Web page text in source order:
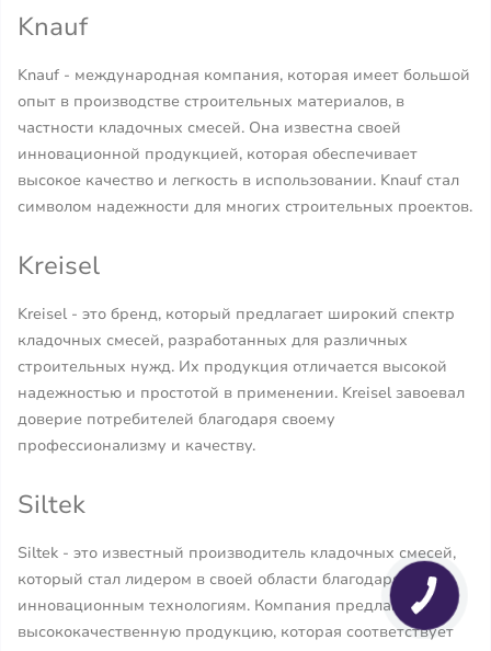
Knauf
Knauf - международная компания, которая имеет большой
опыт в производстве строительных материалов, в
частности кладочных смесей. Она известна своей
инновационной продукцией, которая обеспечивает
высокое качество и легкость в использовании. Knauf стал
символом надежности для многих строительных проектов.
Kreisel
Kreisel - это бренд, который предлагает широкий спектр
кладочных смесей, разработанных для различных
строительных нужд. Их продукция отличается высокой
надежностью и простотой в применении. Kreisel завоевал
доверие потребителей благодаря своему
профессионализму и качеству.
Siltek
Siltek - это известный производитель кладочных смесей,
который стал лидером в своей области благодаря
инновационным технологиям. Компания предлагает
высококачественную продукцию, которая соответствует